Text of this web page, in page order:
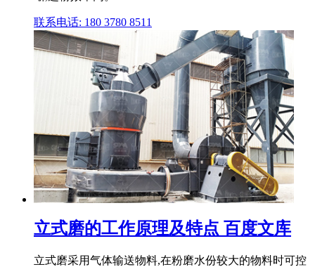
联系电话: 180 3780 8511
立式磨的工作原理及特点 百度文库
立式磨采用气体输送物料,在粉磨水份较大的物料时可控